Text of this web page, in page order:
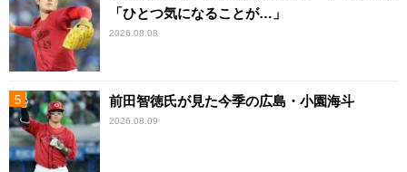
「ひとつ気になることが…」
2026.08.08
前田智徳氏が見た今季の広島・小園海斗
2026.08.09